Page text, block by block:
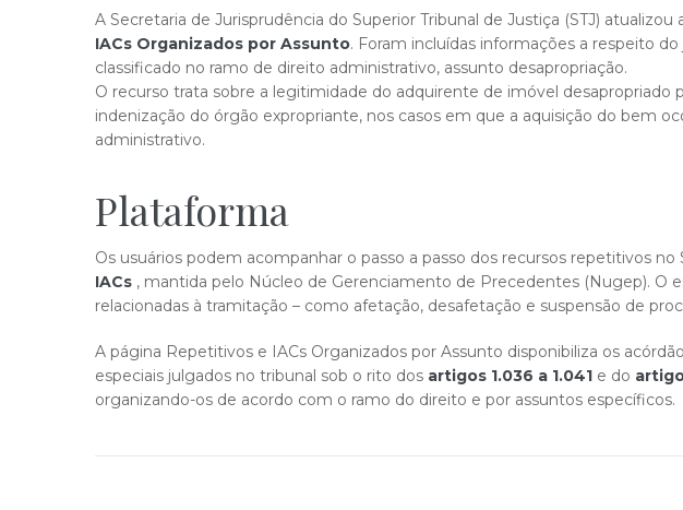
​A Secretaria de Jurisprudência do Superior Tribunal de Justiça (STJ) atualizou
IACs Organizados por Assunto. Foram incluídas informações a respeito
classificado no ramo de direito administrativo, assunto desapropriação.
O recurso trata sobre a legitimidade do adquirente de imóvel desapropriado
indenização do órgão expropriante, nos casos em que a aquisição do bem
administrativo.
Plataforma
Os usuários podem acompanhar o passo a passo dos recursos repetitivos no
IACs , mantida pelo Núcleo de Gerenciamento de Precedentes (Nugep). O
relacionadas à tramitação – como afetação, desafetação e suspensão de
A página Repetitivos e IACs Organizados por Assunto disponibiliza os
especiais julgados no tribunal sob o rito dos artigos 1.036 a 1.041 e do
organizando-os de acordo com o ramo do direito e por assuntos específicos.​